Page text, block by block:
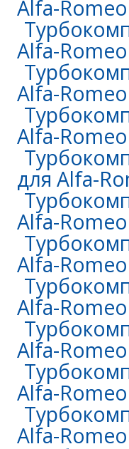
Alfa-
Alfa-
Alfa-
Alfa-
для Alfa-
Alfa-
Alfa-
Alfa-
Alfa-
Alfa-
Alfa-